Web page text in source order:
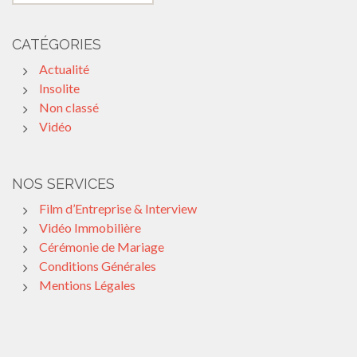
CATÉGORIES
Actualité
Insolite
Non classé
Vidéo
NOS SERVICES
Film d’Entreprise & Interview
Vidéo Immobilière
Cérémonie de Mariage
Conditions Générales
Mentions Légales